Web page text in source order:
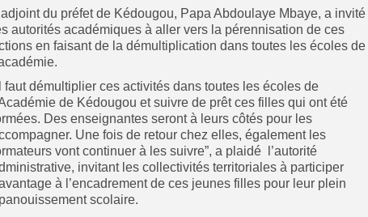
du préfet de Kédougou, Papa Abdoulaye Mbaye, a invité
autorités académiques à aller vers la pérennisation de ces
en faisant de la démultiplication dans toutes les écoles de
faut démultiplier ces activités dans toutes les écoles de
de Kédougou et suivre de prêt ces filles qui ont été
Des enseignantes seront à leurs côtés pour les
Une fois de retour chez elles, également les
vont continuer à les suivre”, a plaidé l’autorité
invitant les collectivités territoriales à participer
à l’encadrement de ces jeunes filles pour leur plein
scolaire.